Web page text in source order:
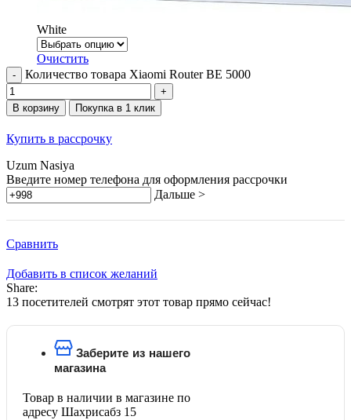
White
Очистить
Количество товара Xiaomi Router BE 5000
В корзину Покупка в 1 клик
Купить в рассрочку
Uzum Nasiya
Введите номер телефона для оформления рассрочки
Дальше >
Сравнить
Добавить в список желаний
Share:
13 посетителей смотрят этот товар прямо сейчас!
Заберите из нашего
магазина
Товар в наличии в магазине по
адресу Шахрисабз 15